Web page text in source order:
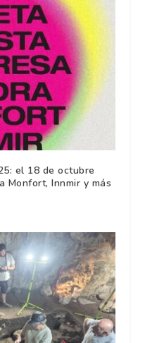
el 18 de octubre
Monfort, Innmir y más